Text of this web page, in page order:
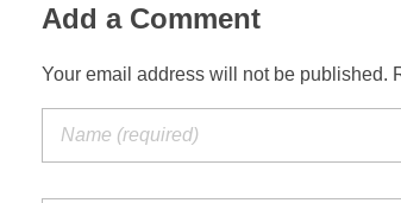
Add a Comment
Your email address will not be published.